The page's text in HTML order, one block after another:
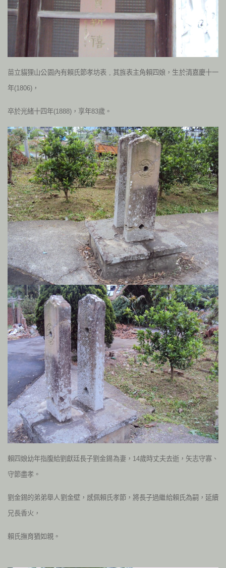
苗立貓狸山公園內有賴氏節孝坊表 , 其旌表主角賴四娘，生於清嘉慶十一
年(1806)，
卒於光緒十四年(1888)，享年83歲。
賴四娘幼年指腹給劉獻廷長子劉金錫為妻，14歲時丈夫去逝，矢志守寡、
守節盡孝。
劉金錫的弟弟舉人劉金壁，感佩賴氏孝節，將長子過繼給賴氏為嗣，延續
兄長香火，
賴氏撫育猶如親。